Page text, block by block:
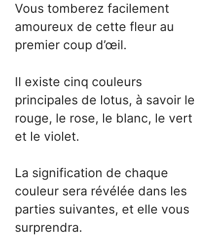
Vous tomberez facilement
amoureux de cette fleur au
premier coup d’œil.
Il existe cinq couleurs
principales de lotus, à savoir le
rouge, le rose, le blanc, le vert
et le violet.
La signification de chaque
couleur sera révélée dans les
parties suivantes, et elle vous
surprendra.